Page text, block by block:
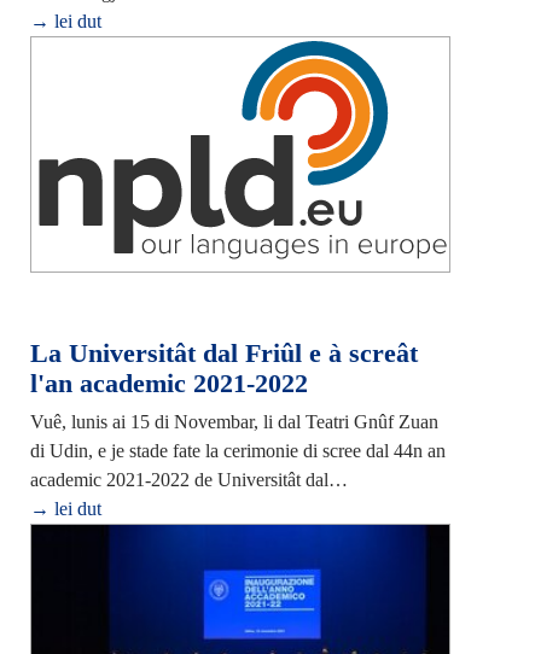
→ lei dut
La Universitât dal Friûl e à screât
l'an academic 2021-2022
Vuê, lunis ai 15 di Novembar, li dal Teatri Gnûf Zuan
di Udin, e je stade fate la cerimonie di scree dal 44n an
academic 2021-2022 de Universitât dal…
→ lei dut